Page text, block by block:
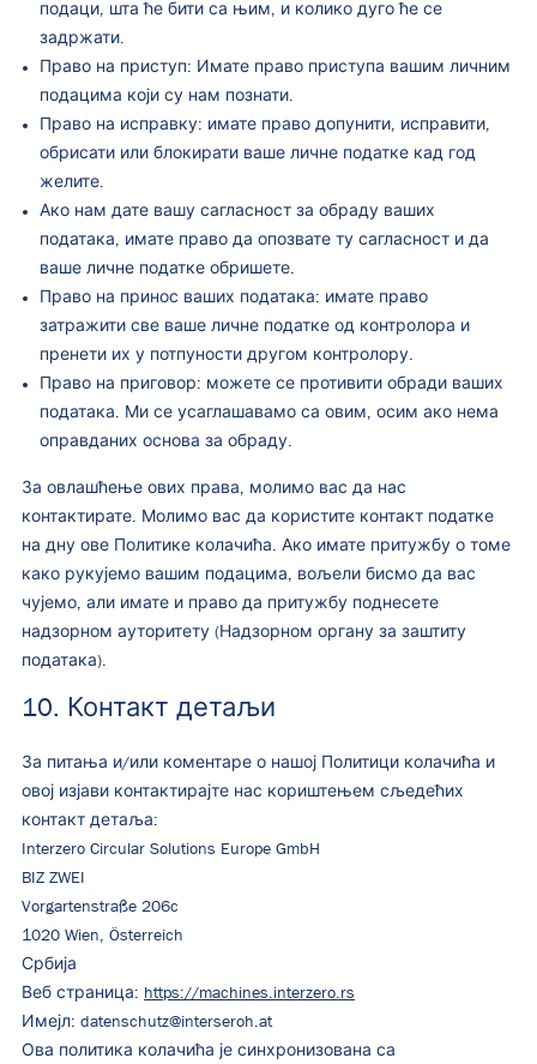
подаци, шта ће бити са њим, и колико дуго ће се
задржати.
Право на приступ: Имате право приступа вашим личним
подацима који су нам познати.
Право на исправку: имате право допунити, исправити,
обрисати или блокирати ваше личне податке кад год
желите.
Ако нам дате вашу сагласност за обраду ваших
података, имате право да опозвате ту сагласност и да
ваше личне податке обришете.
Право на принос ваших података: имате право
затражити све ваше личне податке од контролора и
пренети их у потпуности другом контролору.
Право на приговор: можете се противити обради ваших
података. Ми се усаглашавамо са овим, осим ако нема
оправданих основа за обраду.
За овлашћење ових права, молимо вас да нас
контактирате. Молимо вас да користите контакт податке
на дну ове Политике колачића. Ако имате притужбу о томе
како рукујемо вашим подацима, вољели бисмо да вас
чујемо, али имате и право да притужбу поднесете
надзорном ауторитету (Надзорном органу за заштиту
података).
10. Контакт детаљи
За питања и/или коментаре о нашој Политици колачића и
овој изјави контактирајте нас кориштењем сљедећих
контакт детаља:
Interzero Circular Solutions Europe GmbH
BIZ ZWEI
Vorgartenstraße 206c
1020 Wien, Österreich
Србија
Веб страница: https://machines.interzero.rs
Имејл: datenschutz@interseroh.at
Ова политика колачића је синхронизована са